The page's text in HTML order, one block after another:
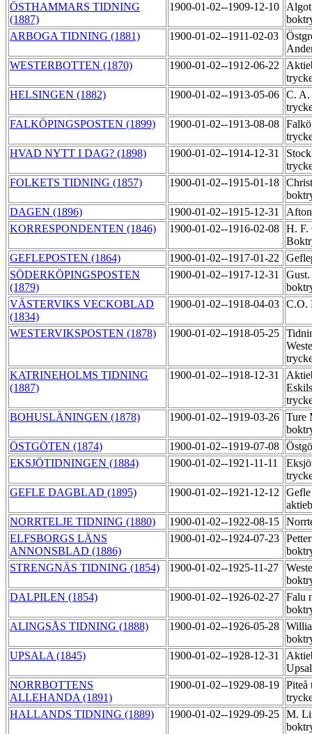
ÖSTHAMMARS TIDNING
(1887)
1900-01-02--1909-12-10
ARBOGA TIDNING (1881)
1900-01-02--1911-02-03
WESTERBOTTEN (1870)
1900-01-02--1912-06-22
HELSINGEN (1882)
1900-01-02--1913-05-06 C. A.
FALKÖPINGSPOSTEN (1899)
1900-01-02--1913-08-08
HVAD NYTT I DAG? (1898)
1900-01-02--1914-12-31
FOLKETS TIDNING (1857)
1900-01-02--1915-01-18
DAGEN (1896)
1900-01-02--1915-12-31
KORRESPONDENTEN (1846)
1900-01-02--1916-02-08 H. F.
GEFLEPOSTEN (1864)
1900-01-02--1917-01-22
SÖDERKÖPINGSPOSTEN
(1879)
1900-01-02--1917-12-31
VÄSTERVIKS VECKOBLAD
(1834)
1900-01-02--1918-04-03 C.O.
WESTERVIKSPOSTEN (1878) 1900-01-02--1918-05-25
KATRINEHOLMS TIDNING
(1887)
1900-01-02--1918-12-31
BOHUSLÄNINGEN (1878)
1900-01-02--1919-03-26 Ture
ÖSTGÖTEN (1874)
1900-01-02--1919-07-08
EKSJÖTIDNINGEN (1884)
1900-01-02--1921-11-11
GEFLE DAGBLAD (1895)
1900-01-02--1921-12-12
NORRTELJE TIDNING (1880)
1900-01-02--1922-08-15
ELFSBORGS LÄNS
ANNONSBLAD (1886)
1900-01-02--1924-07-23
STRENGNÄS TIDNING (1854)
1900-01-02--1925-11-27
DALPILEN (1854)
1900-01-02--1926-02-27 Falu
ALINGSÅS TIDNING (1888)
1900-01-02--1926-05-28
UPSALA (1845)
1900-01-02--1928-12-31
NORRBOTTENS
ALLEHANDA (1891)
1900-01-02--1929-08-19 Piteå
HALLANDS TIDNING (1889)
1900-01-02--1929-09-25 M.